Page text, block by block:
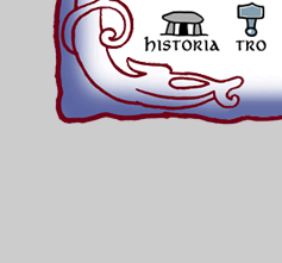
sina favoritplatser de
ständigt återvänder
Danskarna for gärna
Tyskland, Frankrike
England. Norrmännen
besökte Skottland,